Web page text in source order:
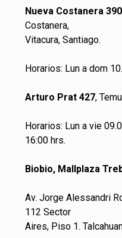
Nueva Costanera
Costanera,
Vitacura, Santiago.
Horarios: Lun a dom
Arturo Prat 427,
Horarios: Lun a vie
16:00 hrs.
Biobio, Mallplaza
Av. Jorge Alessandri
112 Sector
Aires, Piso 1.